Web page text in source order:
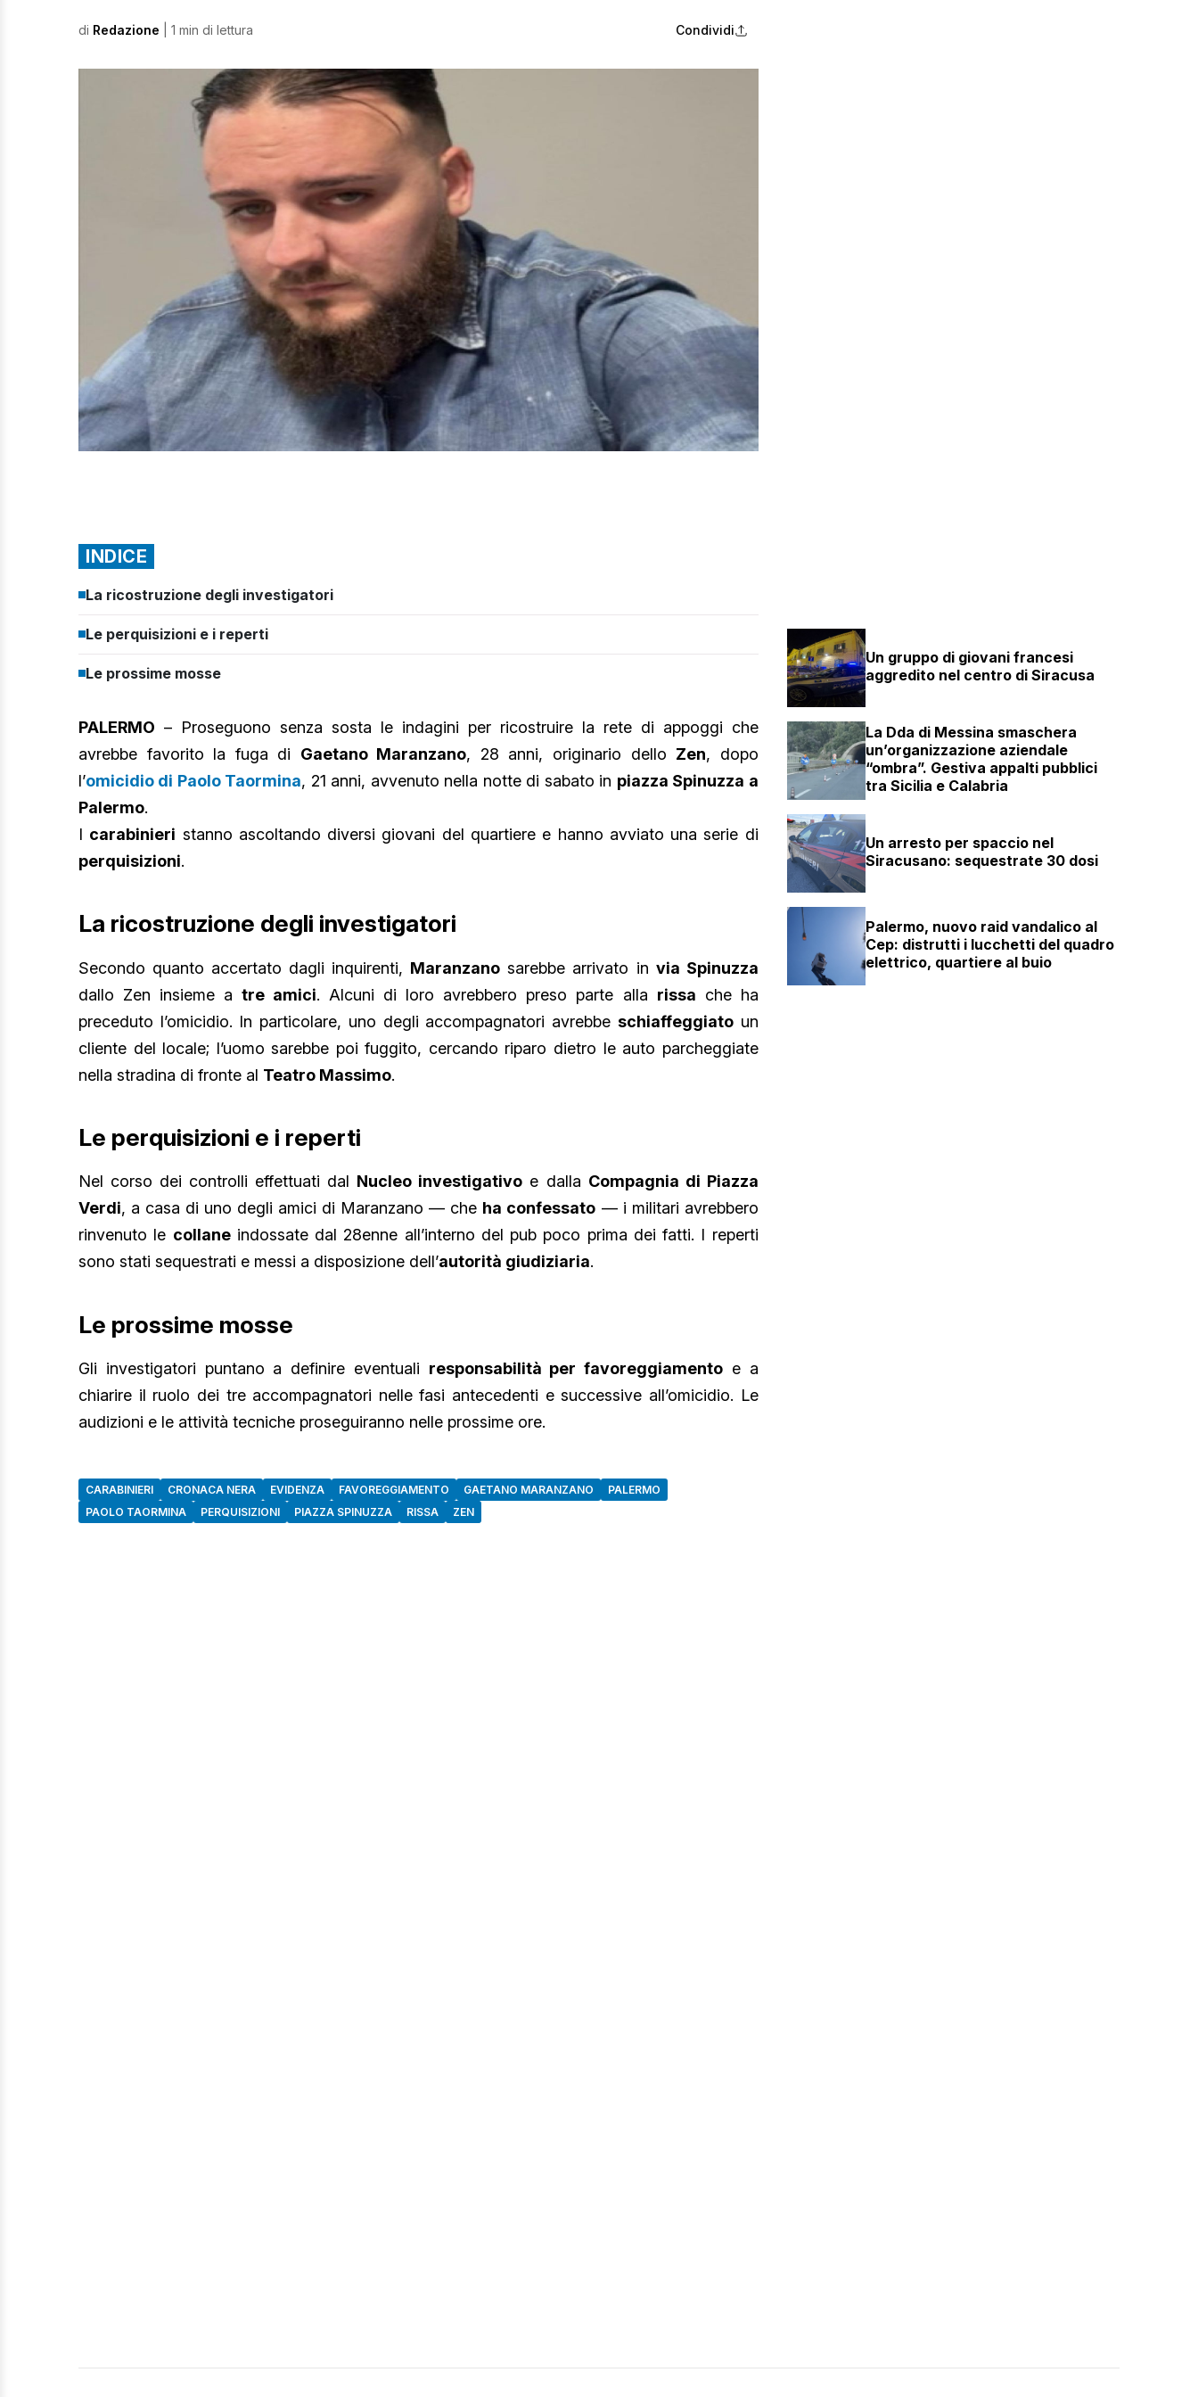
di Redazione | 1 min di lettura Condividi
INDICE
La ricostruzione degli investigatori
Le perquisizioni e i reperti
Le prossime mosse
PALERMO – Proseguono senza sosta le indagini per ricostruire la rete di appoggi che
avrebbe favorito la fuga di Gaetano Maranzano, 28 anni, originario dello Zen, dopo
l’omicidio di Paolo Taormina, 21 anni, avvenuto nella notte di sabato in piazza Spinuzza a
Palermo.
I carabinieri stanno ascoltando diversi giovani del quartiere e hanno avviato una serie di
perquisizioni.
La ricostruzione degli investigatori
Secondo quanto accertato dagli inquirenti, Maranzano sarebbe arrivato in via Spinuzza
dallo Zen insieme atre amici. Alcuni di loro avrebbero preso parte alla rissa che ha
preceduto l’omicidio. In particolare, uno degli accompagnatori avrebbe schiaffeggiatoun
cliente del locale; l’uomo sarebbe poi fuggito, cercando riparo dietro le auto parcheggiate
nella stradina di fronte al Teatro Massimo.
Le perquisizioni e i reperti
Nel corso dei controlli effettuati dal Nucleo investigativo e dalla Compagnia di Piazza
Verdi, a casa di uno degli amici di Maranzano — che ha confessato — i militari avrebbero
rinvenuto le collaneindossate dal 28enne all’interno del pub poco prima dei fatti. I reperti
sono stati sequestrati e messi a disposizione dell’autorità giudiziaria.
Le prossime mosse
Gli investigatori puntano a definire eventuali responsabilità per favoreggiamento e a
chiarire il ruolo dei tre accompagnatori nelle fasi antecedenti e successive all’omicidio. Le
audizioni e le attività tecniche proseguiranno nelle prossime ore.
CARABINIERI CRONACA NERA EVIDENZA FAVOREGGIAMENTO GAETANO MARANZANO
PALERMO
PAOLO TAORMINA
PERQUISIZIONI PIAZZA SPINUZZA RISSA ZEN
Un gruppo di giovani francesi
aggredito nel centro di Siracusa
La Dda di Messina smaschera
un’organizzazione aziendale
“ombra”. Gestiva appalti pubblici
tra Sicilia e Calabria
Un arresto per spaccio nel
Siracusano: sequestrate 30 dosi
Palermo, nuovo raid vandalico al
Cep: distrutti i lucchetti del quadro
elettrico, quartiere al buio